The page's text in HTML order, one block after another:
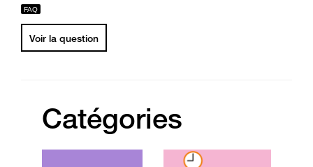
Voir la question
Catégories